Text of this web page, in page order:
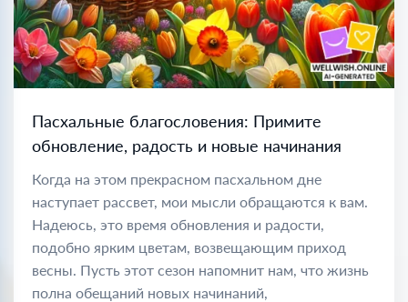
Пасхальные благословения: Примите
обновление, радость и новые начинания
Когда на этом прекрасном пасхальном дне
наступает рассвет, мои мысли обращаются к вам.
Надеюсь, это время обновления и радости,
подобно ярким цветам, возвещающим приход
весны. Пусть этот сезон напомнит нам, что жизнь
полна обещаний новых начинаний,